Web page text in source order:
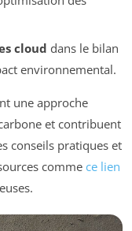
cloud dans le bilan
environnemental.
une approche
et contribuent
conseils pratiques et
comme ce lien